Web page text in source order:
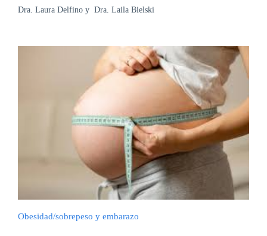
Dra. Laura Delfino y Dra. Laila Bielski
Obesidad/sobrepeso y embarazo